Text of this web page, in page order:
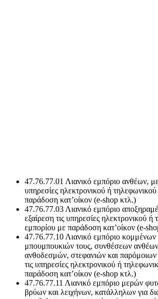
47.76.77.01 Λιανικό εμπόριο ανθέων, με
υπηρεσίες ηλεκτρονικού ή
παράδοση κατ’οίκον (e-shop κτλ.)
47.76.77.03 Λιανικό εμπόριο
εξαίρεση τις υπηρεσίες ηλεκτρονικού ή
εμπορίου με παράδοση κατ’οίκον (e-
47.76.77.10 Λιανικό εμπόριο κομμένων
μπουμπουκιών τους, συνθέσεων
ανθοδεσμών, στεφανιών και παρόμοιων
τις υπηρεσίες ηλεκτρονικού ή
παράδοση κατ’οίκον (e-shop κτλ.)
47.76.77.11 Λιανικό εμπόριο μερών
βρύων και λειχήνων, κατάλληλων για